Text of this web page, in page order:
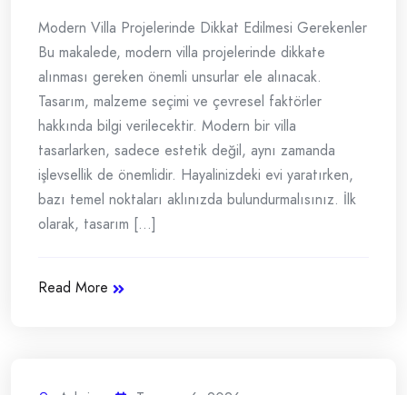
Modern Villa Projelerinde Dikkat Edilmesi Gerekenler
Bu makalede, modern villa projelerinde dikkate
alınması gereken önemli unsurlar ele alınacak.
Tasarım, malzeme seçimi ve çevresel faktörler
hakkında bilgi verilecektir. Modern bir villa
tasarlarken, sadece estetik değil, aynı zamanda
işlevsellik de önemlidir. Hayalinizdeki evi yaratırken,
bazı temel noktaları aklınızda bulundurmalısınız. İlk
olarak, tasarım [...]
Read More